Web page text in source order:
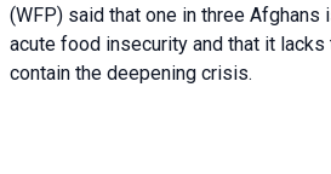
(WFP) said that one in three Afghans
acute food insecurity and that it
contain the deepening crisis.